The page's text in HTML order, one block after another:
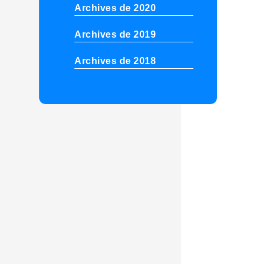
Archives de 2020
Archives de 2019
Archives de 2018